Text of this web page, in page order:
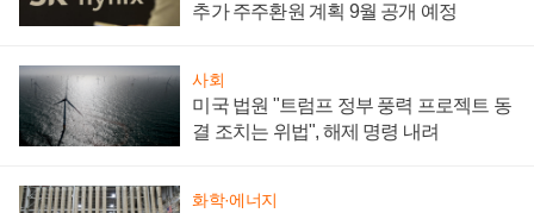
추가 주주환원 계획 9월 공개 예정
사회
미국 법원 "트럼프 정부 풍력 프로젝트 동
결 조치는 위법", 해제 명령 내려
화학·에너지